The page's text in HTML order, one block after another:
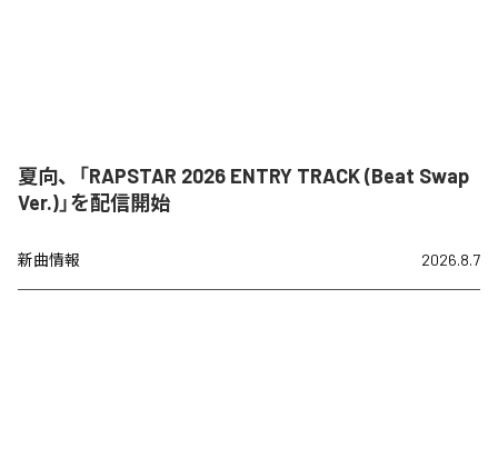
夏向、「RAPSTAR 2026 ENTRY TRACK (Beat Swap
Ver.)」を配信開始
新曲情報 2026.8.7